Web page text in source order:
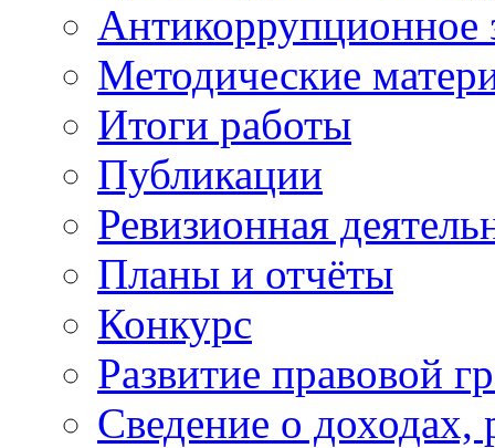
Антикоррупционное
Методические
Итоги работы
Публикации
Ревизионная
Планы и отчёты
Конкурс
Развитие правовой
Сведение о доходах,